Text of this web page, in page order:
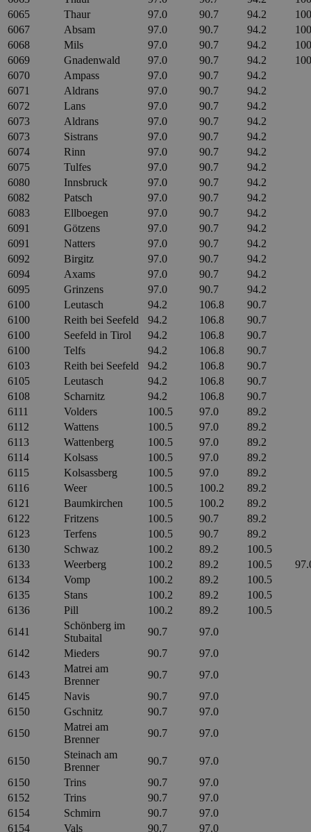
6065
Thaur 97.0 90.7 94.2
6067
Absam 97.0 90.7 94.2
6068
Mils 97.0 90.7 94.2
6069
Gnadenwald 97.0 90.7 94.2
6070
Ampass 97.0 90.7
94.2
6071
Aldrans 97.0 90.7
94.2
6072
Lans 97.0 90.7
94.2
6073
Aldrans 97.0 90.7
94.2
6073
Sistrans 97.0 90.7
94.2
6074
Rinn 97.0 90.7
94.2
6075
Tulfes 97.0 90.7
94.2
6080
Innsbruck 97.0 90.7
94.2
6082
Patsch 97.0 90.7
94.2
6083
Ellboegen 97.0 90.7
94.2
6091
Götzens 97.0 90.7
94.2
6091
Natters 97.0 90.7
94.2
6092
Birgitz 97.0 90.7
94.2
6094
Axams 97.0 90.7
94.2
6095
Grinzens 97.0 90.7
94.2
6100
Leutasch 94.2 106.8
90.7
6100
Reith bei Seefeld 94.2 106.8
90.7
6100
Seefeld in Tirol 94.2 106.8
90.7
6100
Telfs 94.2 106.8
90.7
6103
Reith bei Seefeld 94.2 106.8
90.7
6105
Leutasch 94.2 106.8
90.7
6108
Scharnitz 94.2 106.8
90.7
6111
Volders 100.5 97.0
89.2
6112
Wattens 100.5 97.0
89.2
6113
Wattenberg 100.5 97.0
89.2
6114
Kolsass 100.5 97.0
89.2
6115
Kolsassberg 100.5 97.0
89.2
6116
Weer 100.5 100.2
89.2
6121
Baumkirchen 100.5 100.2
89.2
6122
Fritzens 100.5 90.7
89.2
6123
Terfens 100.5 90.7
89.2
6130
Schwaz 100.2 89.2
100.5
6133
Weerberg 100.2 89.2 100.5
6134
Vomp 100.2 89.2
100.5
6135
Stans 100.2 89.2
100.5
6136
Pill 100.2 89.2
100.5
6141
Schönberg im
Stubaital
90.7
97.0
6142
Mieders 90.7
97.0
6143
Matrei am
Brenner
90.7
97.0
6145
Navis 90.7
97.0
6150
Gschnitz 90.7
97.0
6150
Matrei am
Brenner
90.7 97.0
6150
Steinach am
Brenner
90.7
97.0
6150
Trins 90.7
97.0
6152
Trins 90.7
97.0
6154
Schmirn 90.7
97.0
6154
Vals 90.7 97.0